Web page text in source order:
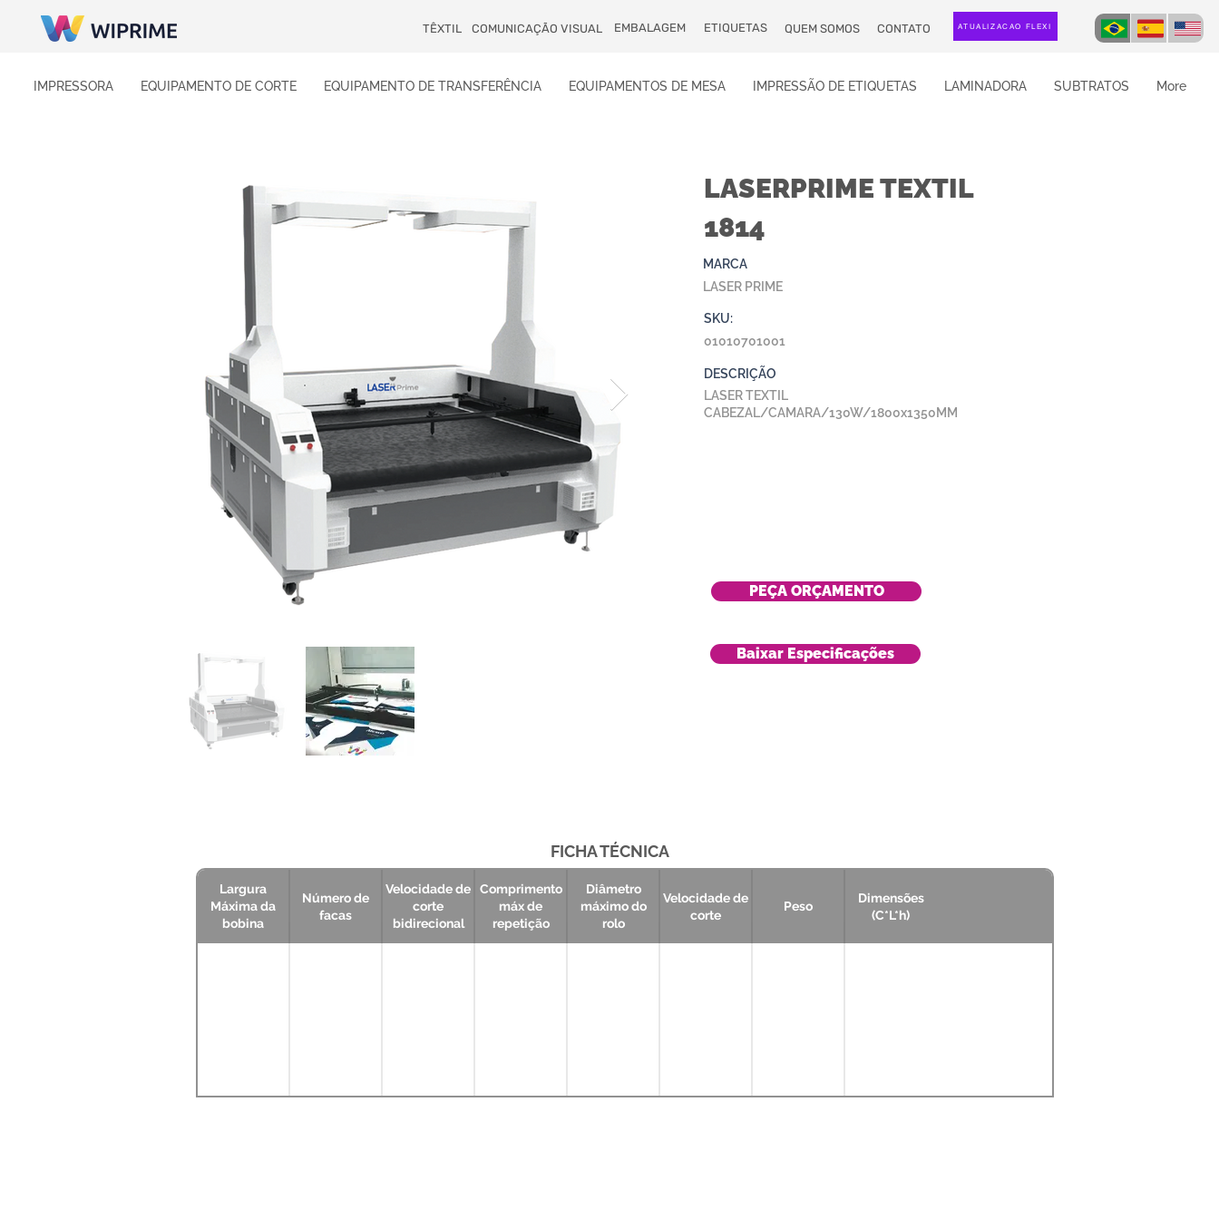
TÊXTIL COMUNICAÇÃO VISUAL EMBALAGEM ETIQUETAS QUEM SOMOS CONTATO ATUALIZAÇÃO FLEXI
IMPRESSORA EQUIPAMENTO DE CORTE EQUIPAMENTO DE TRANSFERÊNCIA EQUIPAMENTOS DE MESA IMPRESSÃO DE ETIQUETAS LAMINADORA SUBTRATOS More
LASERPRIME TEXTIL
1814
MARCA
LASER PRIME
SKU:
01010701001
DESCRIÇÃO
LASER TEXTIL
CABEZAL/CAMARA/130W/1800x1350MM
PEÇA ORÇAMENTO
Baixar Especificações
FICHA TÉCNICA
Largura
Máxima da
bobina
Número de
facas
Velocidade de
corte
bidirecional
Comprimento
máx de
repetição
Diâmetro
máximo do
rolo
Velocidade de
corte
Peso
Dimensões
(C*L*h)